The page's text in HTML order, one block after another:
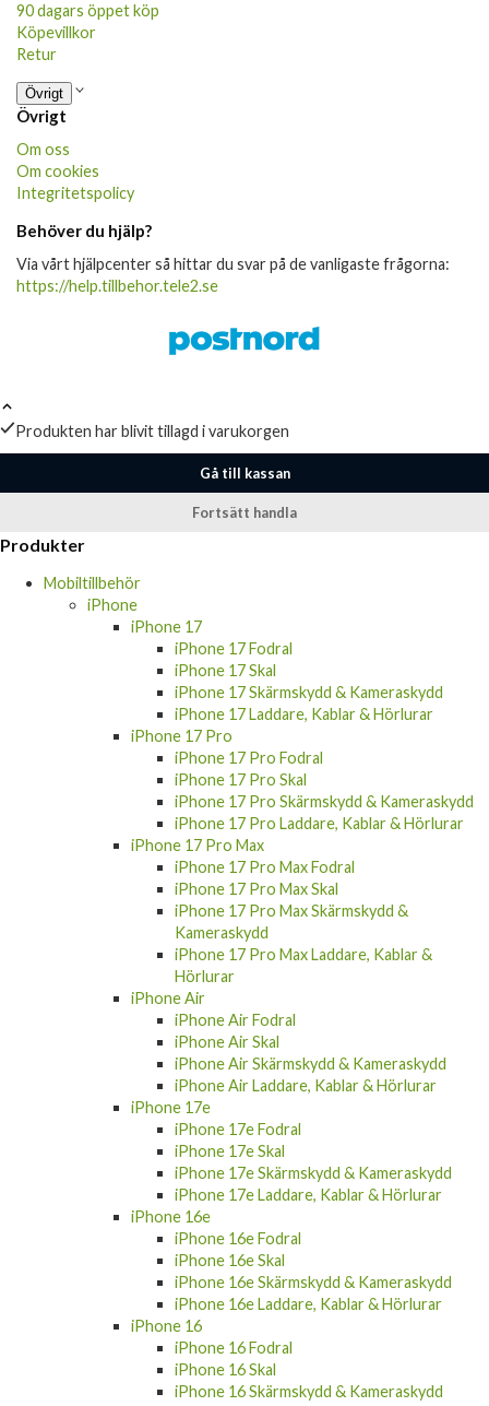
90 dagars öppet köp
Köpevillkor
Retur
Övrigt
Övrigt
Om oss
Om cookies
Integritetspolicy
Behöver du hjälp?
Via vårt hjälpcenter så hittar du svar på de vanligaste frågorna:
https://help.tillbehor.tele2.se
Produkten har blivit tillagd i varukorgen
Gå till kassan
Fortsätt handla
Produkter
Mobiltillbehör
iPhone
iPhone 17
iPhone 17 Fodral
iPhone 17 Skal
iPhone 17 Skärmskydd & Kameraskydd
iPhone 17 Laddare, Kablar & Hörlurar
iPhone 17 Pro
iPhone 17 Pro Fodral
iPhone 17 Pro Skal
iPhone 17 Pro Skärmskydd & Kameraskydd
iPhone 17 Pro Laddare, Kablar & Hörlurar
iPhone 17 Pro Max
iPhone 17 Pro Max Fodral
iPhone 17 Pro Max Skal
iPhone 17 Pro Max Skärmskydd &
Kameraskydd
iPhone 17 Pro Max Laddare, Kablar &
Hörlurar
iPhone Air
iPhone Air Fodral
iPhone Air Skal
iPhone Air Skärmskydd & Kameraskydd
iPhone Air Laddare, Kablar & Hörlurar
iPhone 17e
iPhone 17e Fodral
iPhone 17e Skal
iPhone 17e Skärmskydd & Kameraskydd
iPhone 17e Laddare, Kablar & Hörlurar
iPhone 16e
iPhone 16e Fodral
iPhone 16e Skal
iPhone 16e Skärmskydd & Kameraskydd
iPhone 16e Laddare, Kablar & Hörlurar
iPhone 16
iPhone 16 Fodral
iPhone 16 Skal
iPhone 16 Skärmskydd & Kameraskydd